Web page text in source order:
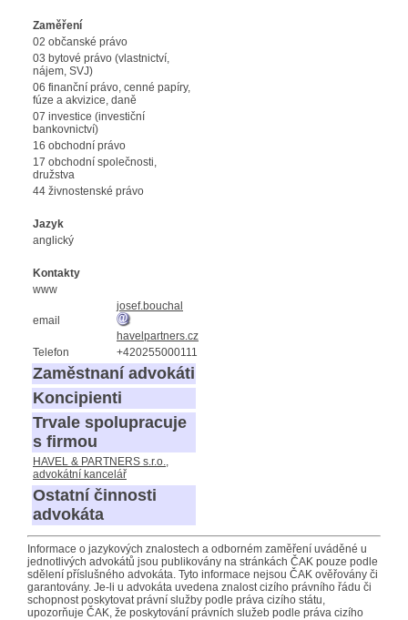
Zaměření
02 občanské právo
03 bytové právo (vlastnictví,
nájem, SVJ)
06 finanční právo, cenné papíry,
fúze a akvizice, daně
07 investice (investiční
bankovnictví)
16 obchodní právo
17 obchodní společnosti,
družstva
44 živnostenské právo
Jazyk
anglický
Kontakty
www
email
josef.bouchal
havelpartners.cz
Telefon
+420255000111
Zaměstnaní advokáti
Koncipienti
Trvale spolupracuje
s firmou
HAVEL & PARTNERS s.r.o.,
advokátní kancelář
Ostatní činnosti
advokáta
Informace o jazykových znalostech a odborném zaměření uváděné u
jednotlivých advokátů jsou publikovány na stránkách ČAK pouze podle
sdělení příslušného advokáta. Tyto informace nejsou ČAK ověřovány či
garantovány. Je-li u advokáta uvedena znalost cizího právního řádu či
schopnost poskytovat právní služby podle práva cizího státu,
upozorňuje ČAK, že poskytování právních služeb podle práva cizího